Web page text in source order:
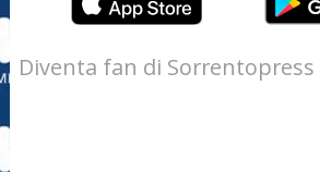
Diventa fan di Sorrentopress